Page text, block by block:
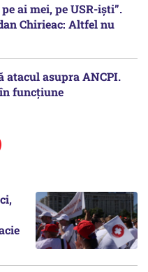
ai mei, pe USR-iști”.
Chirieac: Altfel nu
asupra ANCPI.
funcțiune